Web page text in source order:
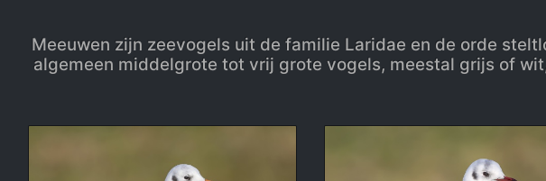
Meeuwen zijn zeevogels uit de familie Laridae en de orde
algemeen middelgrote tot vrij grote vogels, meestal grijs of